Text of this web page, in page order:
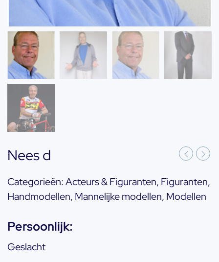
Nees d
Categorieën:Acteurs & Figuranten, Figuranten,
Handmodellen, Mannelijke modellen, Modellen
Persoonlijk:
Geslacht